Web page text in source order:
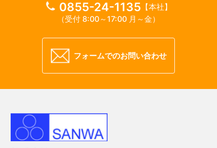
フォームでのお問い合わせ
0855-24-1135 【本社】
（受付 8:00～17:00 月～金）